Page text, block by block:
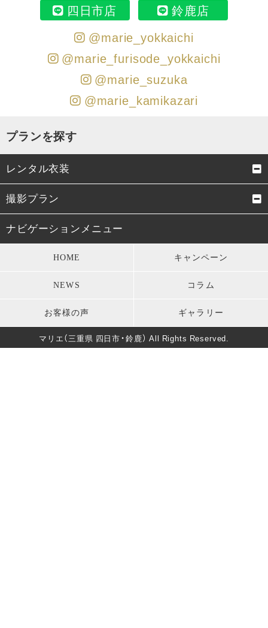
四日市店
鈴鹿店
@marie_yokkaichi
@marie_furisode_yokkaichi
@marie_suzuka
@marie_kamikazari
プランを探す
レンタル衣装
成人式振袖
男性成人式袴
七五三衣装 留袖・訪問着・振袖
モーニング・礼服 パーティードレス
キッズ衣装 長寿のお祝い
葬儀・法要
撮影プラン
成人式前撮り
ィング
バースデー マタニティフォト
ナビゲーションメニュー
HOME キャンペーン
NEWS コラム
お客様の声 ギャラリー
マリエ（三重県 四日市・鈴鹿） All Rights Reserved.